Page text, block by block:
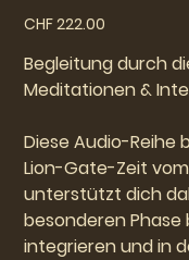
Price
CHF 222.00
Begleitung durch
Meditationen &
Diese Audio-
Lion-Gate-Zeit
unterstützt dich
besonderen
integrieren und in